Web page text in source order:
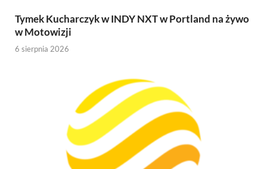
Tymek Kucharczyk w INDY NXT w Portland na żywo
w Motowizji
6 sierpnia 2026